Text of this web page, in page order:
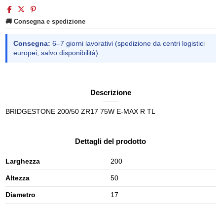
🚚 Consegna e spedizione
Consegna: 6–7 giorni lavorativi (spedizione da centri logistici
europei, salvo disponibilità).
Descrizione
BRIDGESTONE 200/50 ZR17 75W E-MAX R TL
Dettagli del prodotto
Larghezza 200
Altezza 50
Diametro 17